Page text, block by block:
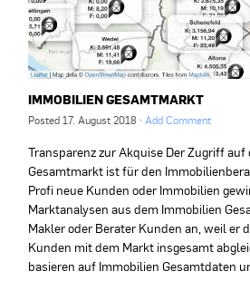
IMMOBILIEN GESAMTMARKT
Posted17. August 2018 ·Add Comment
Transparenz zur Akquise Der Zugriff
Gesamtmarkt ist für den
Profi neue Kunden oder Immobilien
Marktanalysen aus dem Immobilien
Makler oder Berater Kunden an, weil er
Kunden mit dem Markt insgesamt
basieren auf Immobilien Gesamtdaten